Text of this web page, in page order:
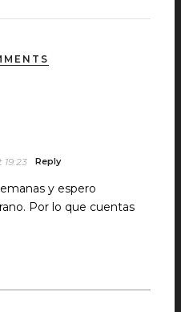
19:23 Reply
y espero
Por lo que cuentas